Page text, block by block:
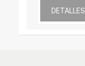
DETALLES